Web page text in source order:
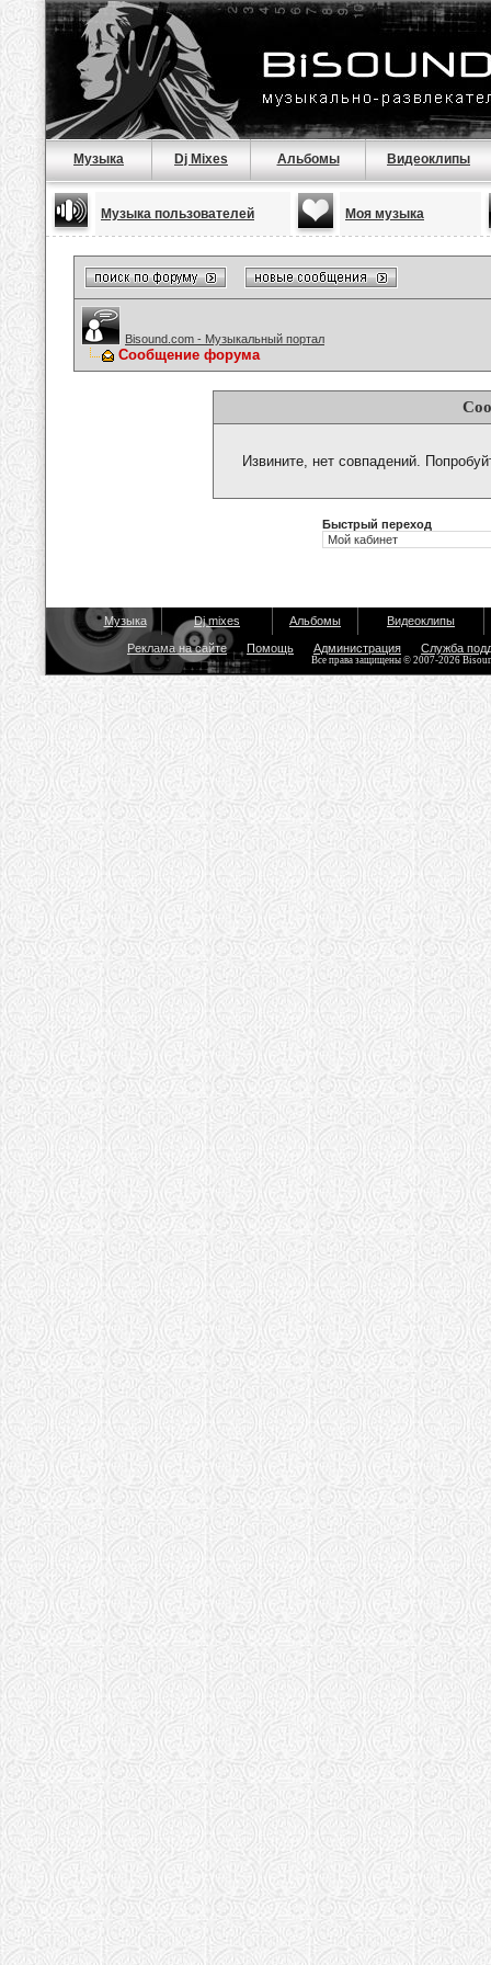
Музыка Dj Mixes Альбомы Видеоклипы
Музыка пользователей Моя музыка
Bisound.com - Музыкальный портал
Сообщение форума
Извините, нет совпадений.
Быстрый переход
Музыка Dj mixes Альбомы Видеоклипы
Реклама на сайте Помощь Администрация Служба
Все права защищены © 2007-2026